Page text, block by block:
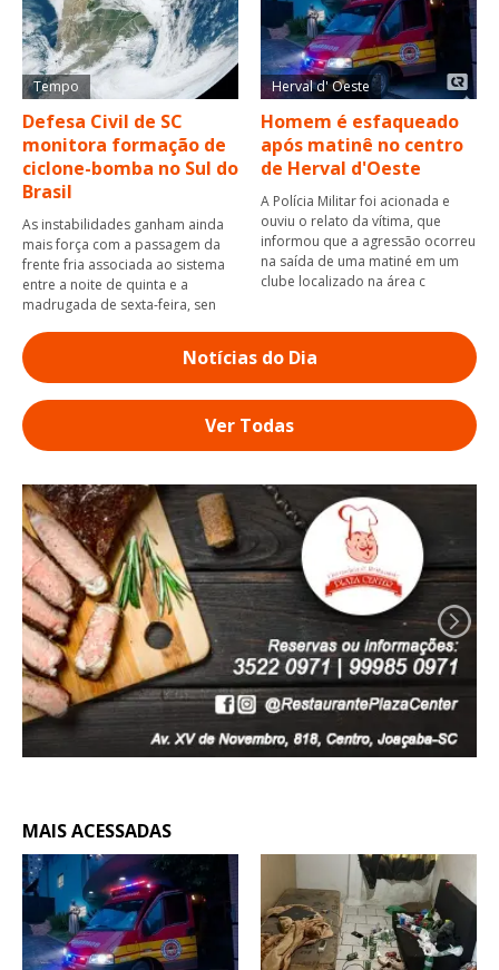
Tempo
Defesa Civil de SC
monitora formação de
ciclone-bomba no Sul do
Brasil
As instabilidades ganham ainda
mais força com a passagem da
frente fria associada ao sistema
entre a noite de quinta e a
madrugada de sexta-feira, sen
Herval d' Oeste
Homem é esfaqueado
após matinê no centro
de Herval d'Oeste
A Polícia Militar foi acionada e
ouviu o relato da vítima, que
informou que a agressão ocorreu
na saída de uma matiné em um
clube localizado na área c
Notícias do Dia
Ver Todas
MAIS ACESSADAS